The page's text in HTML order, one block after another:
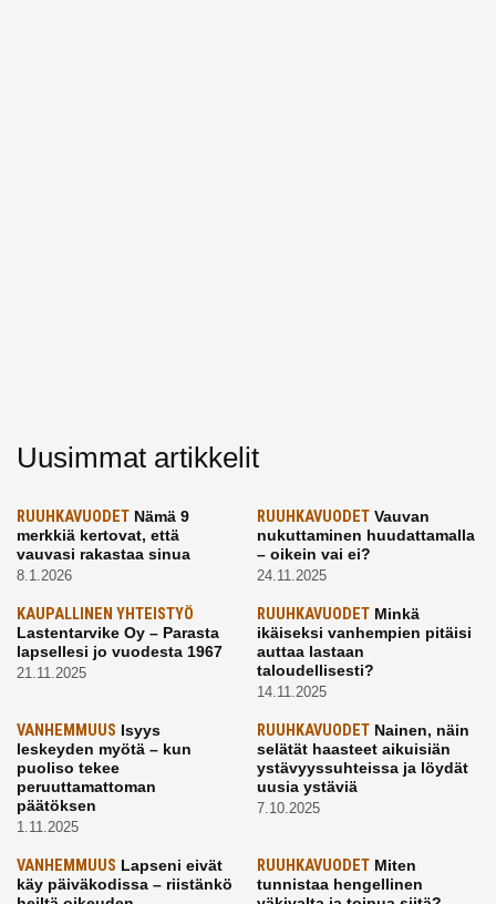
Uusimmat artikkelit
RUUHKAVUODET Nämä 9
merkkiä kertovat, että
vauvasi rakastaa sinua
8.1.2026
RUUHKAVUODETVauvan
nukuttaminen huudattamalla
– oikein vai ei?
24.11.2025
KAUPALLINEN YHTEISTYÖ
Lastentarvike Oy – Parasta
lapsellesi jo vuodesta 1967
21.11.2025
RUUHKAVUODETMinkä
ikäiseksi vanhempien pitäisi
auttaa lastaan
taloudellisesti?
14.11.2025
VANHEMMUUS Isyys
leskeyden myötä – kun
puoliso tekee
peruuttamattoman
päätöksen
1.11.2025
RUUHKAVUODETNainen, näin
selätät haasteet aikuisiän
ystävyyssuhteissa ja löydät
uusia ystäviä
7.10.2025
VANHEMMUUS Lapseni eivät
käy päiväkodissa – riistänkö
RUUHKAVUODETMiten
tunnistaa hengellinen